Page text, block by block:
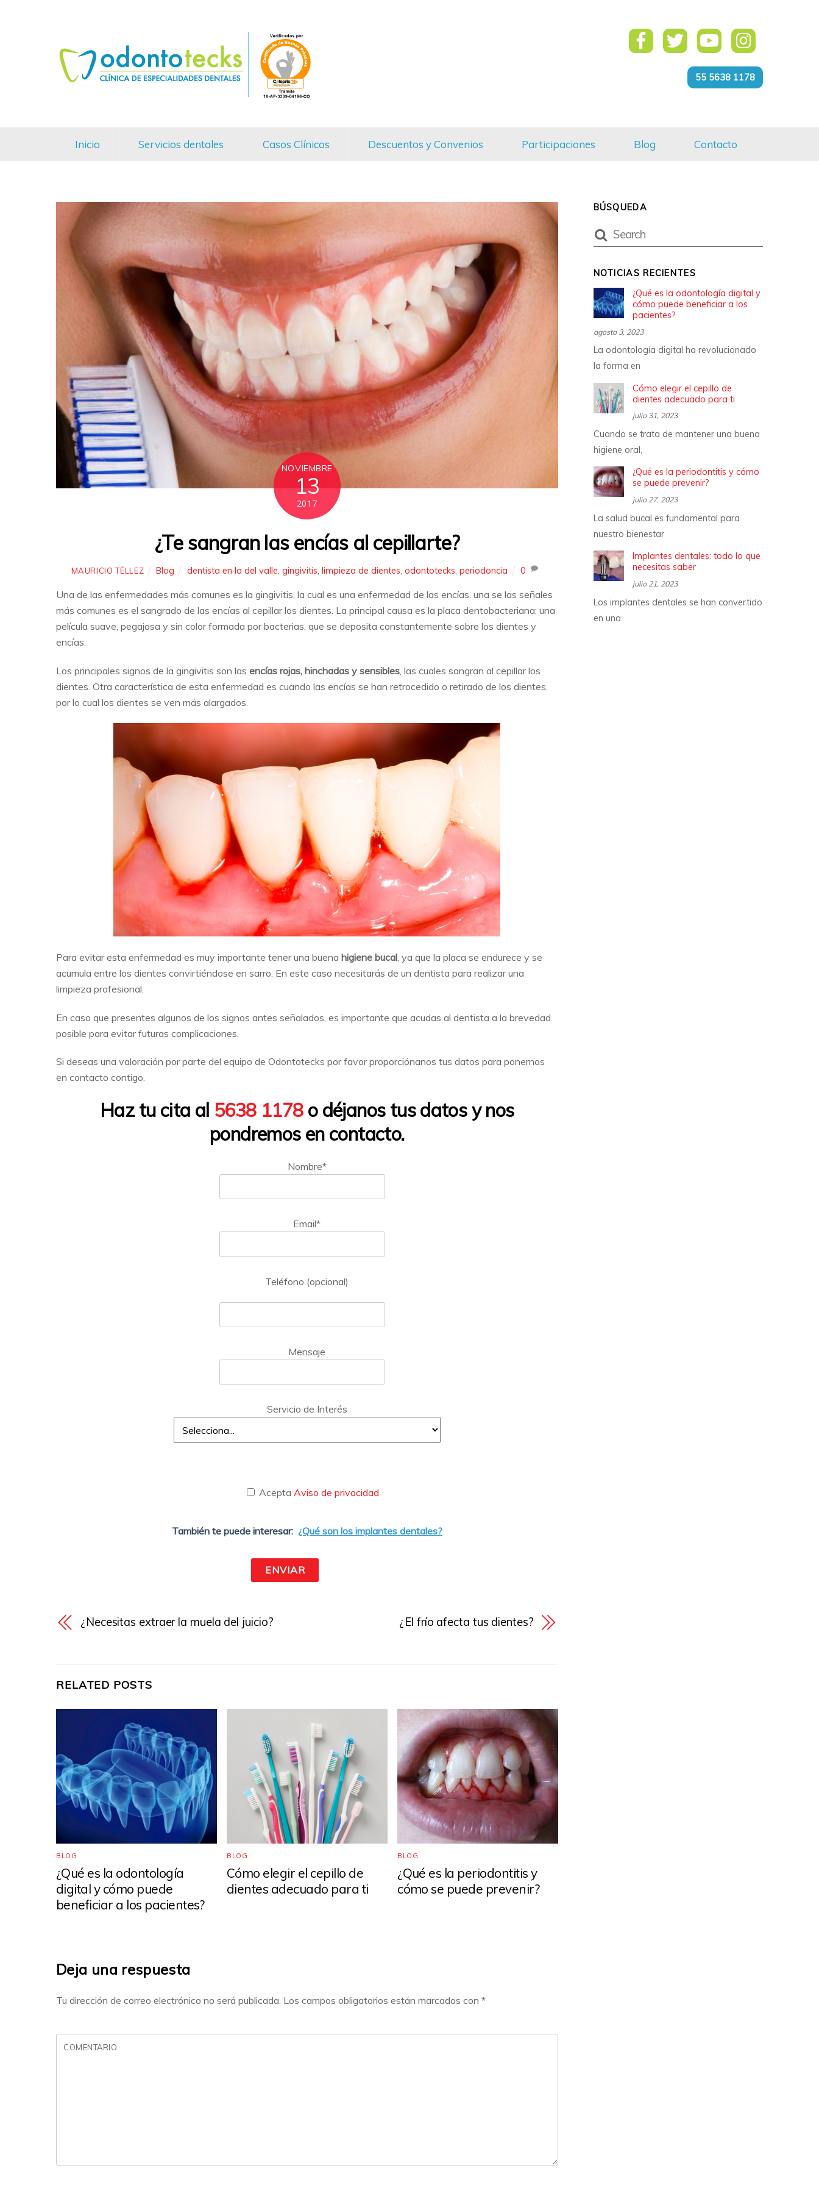
Inicio Servicios dentales Casos Clínicos Descuentos y Convenios Participaciones Blog Contacto
55 5638 1178
NOVIEMBRE
13
2017
¿Te sangran las encías al cepillarte?
MAURICIO TÉLLEZ Blog dentista en la del valle, gingivitis, limpieza de dientes, odontotecks, periodoncia 0
Una de las enfermedades más comunes es la gingivitis, la cual es una enfermedad de las encías. una se las señales
más comunes es el sangrado de las encías al cepillar los dientes. La principal causa es la placa dentobacteriana: una
película suave, pegajosa y sin color formada por bacterias, que se deposita constantemente sobre los dientes y
encías.
Los principales signos de la gingivitis son las encías rojas, hinchadas y sensibles, las cuales sangran al cepillar los
dientes. Otra característica de esta enfermedad es cuando las encías se han retrocedido o retirado de los dientes,
por lo cual los dientes se ven más alargados.
Para evitar esta enfermedad es muy importante tener una buena higiene bucal , ya que la placa se endurece y se
acumula entre los dientes convirtiéndose en sarro. En este caso necesitarás de un dentista para realizar una
limpieza profesional.
En caso que presentes algunos de los signos antes señalados, es importante que acudas al dentista a la brevedad
posible para evitar futuras complicaciones.
Si deseas una valoración por parte del equipo de Odontotecks por favor proporciónanos tus datos para ponernos
en contacto contigo.
Haz tu cita al 5638 1178o déjanos tus datos y nos
pondremos en contacto.
Nombre*
Email*
Teléfono (opcional)
Mensaje
Servicio de Interés
AceptaAviso de privacidad
También te puede interesar: ¿Qué son los implantes dentales?
¿Necesitas extraer la muela del juicio? ¿El frío afecta tus dientes?
RELATED POSTS
BLOG
¿Qué es la odontología
digital y cómo puede
beneficiar a los pacientes?
BLOG
Cómo elegir el cepillo de
dientes adecuado para ti
BLOG
¿Qué es la periodontitis y
cómo se puede prevenir?
Deja una respuesta
Tu dirección de correo electrónico no será publicada. Los campos obligatorios están marcados con *
COMENTARIO
BÚSQUEDA
NOTICIAS RECIENTES
¿Qué es la odontología digital y
cómo puede beneficiar a los
pacientes?
agosto 3, 2023
La odontología digital ha revolucionado
la forma en
Cómo elegir el cepillo de
dientes adecuado para ti
julio 31, 2023
Cuando se trata de mantener una buena
higiene oral,
¿Qué es la periodontitis y cómo
se puede prevenir?
julio 27, 2023
La salud bucal es fundamental para
nuestro bienestar
Implantes dentales: todo lo que
necesitas saber
julio 21, 2023
Los implantes dentales se han convertido
en una